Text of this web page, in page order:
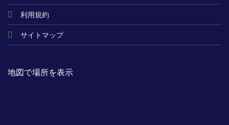
利用規約
サイトマップ
地図で場所を表示